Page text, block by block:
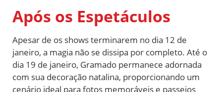
Após os Espetáculos
Apesar de os shows terminarem no dia 12 de
janeiro, a magia não se dissipa por completo. Até o
dia 19 de janeiro, Gramado permanece adornada
com sua decoração natalina, proporcionando um
cenário ideal para fotos memoráveis e passeios